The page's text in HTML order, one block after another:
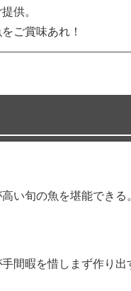
供。
ご賞味あれ！
い旬の魚を堪能できる。
間暇を惜しまず作り